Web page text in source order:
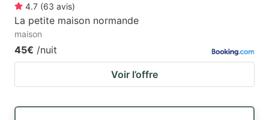
4.7 (63 avis)
La petite maison normande
maison
45€ /nuit
Voir l’offre